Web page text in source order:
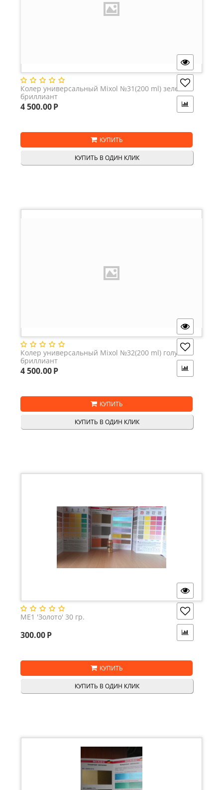
Колер универсальный Mixol №31(200 ml) зеленый
бриллиант
4 500.00Р
КУПИТЬ
КУПИТЬ В ОДИН КЛИК
Колер универсальный Mixol №32(200 ml) голубой
бриллиант
4 500.00Р
КУПИТЬ
КУПИТЬ В ОДИН КЛИК
ME1 'Золото' 30 гр.
300.00Р
КУПИТЬ
КУПИТЬ В ОДИН КЛИК